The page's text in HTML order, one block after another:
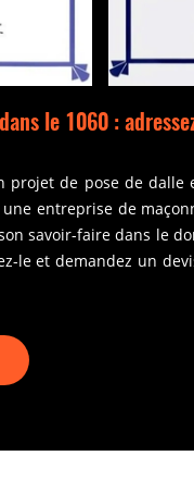
le 1060 :
projet de pose de
entreprise de
savoir-faire dans le
le et demandez un